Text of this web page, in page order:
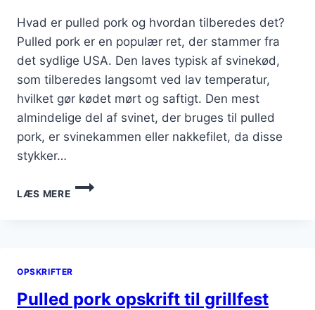
Hvad er pulled pork og hvordan tilberedes det?
Pulled pork er en populær ret, der stammer fra
det sydlige USA. Den laves typisk af svinekød,
som tilberedes langsomt ved lav temperatur,
hvilket gør kødet mørt og saftigt. Den mest
almindelige del af svinet, der bruges til pulled
pork, er svinekammen eller nakkefilet, da disse
stykker…
LÆS MERE
PULLED
PORK
SAUCE
OPSKRIFTER
Pulled pork opskrift til grillfest